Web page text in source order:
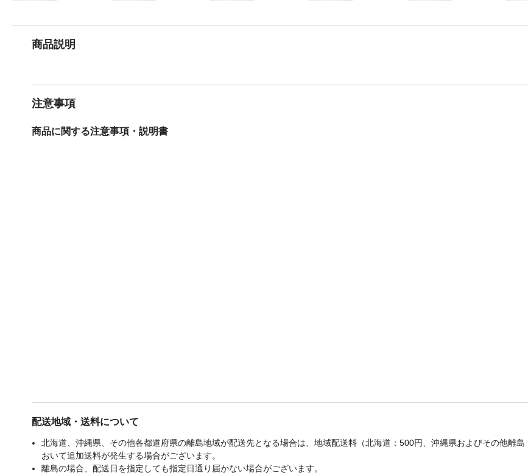
商品説明
注意事項
商品に関する注意事項・説明書
配送地域・送料について
北海道、沖縄県、その他各都道府県の離島地域が配送先となる場合は、地域配送料（北海道：500円、沖縄県およびその他離
おいて追加送料が発生する場合がございます。
離島の場合、配送日を指定しても指定日通り届かない場合がございます。